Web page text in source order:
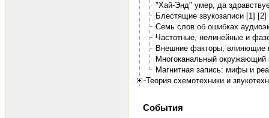
"Хай-Энд" умер, да
Блестящие звукозаписи [1] [2]
Семь слов об ошибках
Частотные, нелинейные и
Внешние факторы, влияющие
Многоканальный окружающий
Магнитная запись: мифы и
Теория схемотехники и
События